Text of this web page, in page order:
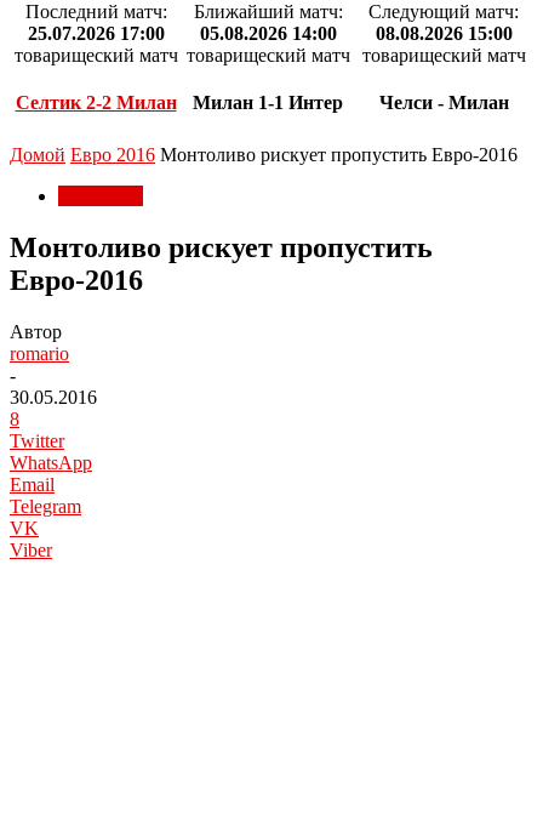
Последний матч:
25.07.2026 17:00
товарищеский матч
Селтик 2-2 Милан
Ближайший матч:
05.08.2026 14:00
товарищеский матч
Милан 1-1 Интер
Следующий матч:
08.08.2026 15:00
товарищеский матч
Челси - Милан
Домой Евро 2016 Монтоливо рискует пропустить Евро-2016
Монтоливо рискует пропустить
Евро-2016
Автор
romario
-
30.05.2016
8
Twitter
WhatsApp
Email
Telegram
VK
Viber